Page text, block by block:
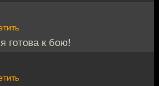
готова к бою!